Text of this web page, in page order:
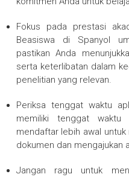
Fokus pada prestasi
Beasiswa di Spanyol
pastikan Anda
serta keterlibatan dalam
penelitian yang relevan.
Periksa tenggat waktu
memiliki tenggat waktu
mendaftar lebih awal
dokumen dan mengajukan
Jangan ragu untuk